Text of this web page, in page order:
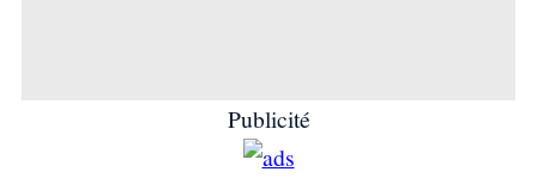
Publicité